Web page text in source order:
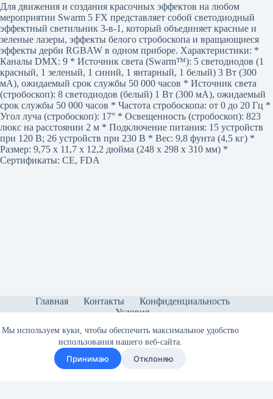
Мы используем куки, чтобы обеспечить максимальное удобство
использования нашего веб-сайта.
Принимаю Отклоняю
Для движения и создания красочных эффектов на любом
мероприятии Swarm 5 FX представляет собой светодиодный
эффектный светильник 3-в-1, который объединяет красные и
зеленые лазеры, эффекты белого стробоскопа и вращающиеся
эффекты дерби RGBAW в одном приборе. Характеристики: *
Каналы DMX: 9 * Источник света (Swarm™): 5 светодиодов (1
красный, 1 зеленый, 1 синий, 1 янтарный, 1 белый) 3 Вт (300
мА), ожидаемый срок службы 50 000 часов * Источник света
(стробоскоп): 8 светодиодов (белый) 1 Вт (300 мА), ожидаемый
срок службы 50 000 часов * Частота стробоскопа: от 0 до 20 Гц *
Угол луча (стробоскоп): 17° * Освещенность (стробоскоп): 823
люкс на расстоянии 2 м * Подключение питания: 15 устройств
при 120 В; 26 устройств при 230 В * Вес: 9,8 фунта (4,5 кг) *
Размер: 9,75 x 11,7 x 12,2 дюйма (248 x 298 x 310 мм) *
Сертификаты: CE, FDA
Главная Контакты
Конфиденциальность
Условия